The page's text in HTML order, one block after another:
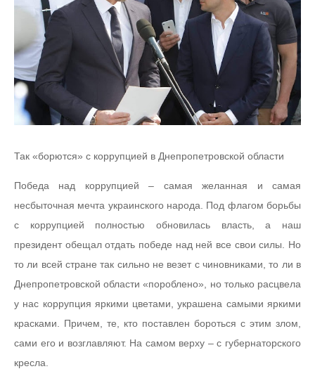
Так «борются» с коррупцией в Днепропетровской области
Победа над коррупцией – самая желанная и самая
несбыточная мечта украинского народа. Под флагом борьбы
с коррупцией полностью обновилась власть, а наш
президент обещал отдать победе над ней все свои силы. Но
то ли всей стране так сильно не везет с чиновниками, то ли в
Днепропетровской области «пороблено», но только расцвела
у нас коррупция яркими цветами, украшена самыми яркими
красками. Причем, те, кто поставлен бороться с этим злом,
сами его и возглавляют. На самом верху – с губернаторского
кресла.